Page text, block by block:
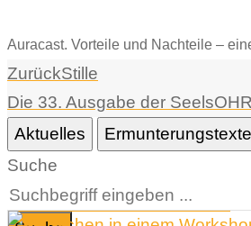
Auracast. Vorteile und Nachteile –
ZurückStille
Die 33. Ausgabe der
Aktuelles
Ermunterungstexte
Suche